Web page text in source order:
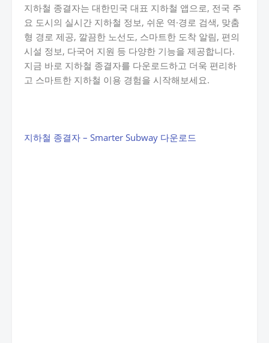
지하철 종결자는 대한민국 대표 지하철 앱으로, 전국 주
요 도시의 실시간 지하철 정보, 쉬운 역·경로 검색, 맞춤
형 경로 제공, 깔끔한 노선도, 스마트한 도착 알림, 편의
시설 정보, 다국어 지원 등 다양한 기능을 제공합니다.
지금 바로 지하철 종결자를 다운로드하고 더욱 편리하
고 스마트한 지하철 이용 경험을 시작해보세요.
지하철 종결자 – Smarter Subway 다운로드